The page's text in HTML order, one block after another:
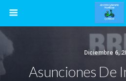
Diciembre 6,
Asunciones De